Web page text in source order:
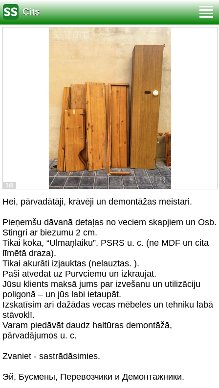
Cits
1/5
Hei, pārvadātāji, krāvēji un demontāžas meistari.
Pieņemšu dāvanā detaļas no veciem skapjiem un Osb.
Stingri ar biezumu 2 cm.
Tikai koka, “Ulmaņlaiku”, PSRS u. c. (ne MDF un cita
līmētā draza).
Tikai akurāti izjauktas (nelauztas. ).
Paši atvedat uz Purvciemu un izkraujat.
Jūsu klients maksā jums par izvešanu un utilizāciju
poligonā – un jūs labi ietaupāt.
Izskatīsim arī dažādas vecas mēbeles un tehniku labā
stāvoklī.
Varam piedāvāt daudz haltūras demontāžā,
pārvadājumos u. c.
Zvaniet - sastrādāsimies.
Эй, Бусмены, Перевозчики и Демонтажники.